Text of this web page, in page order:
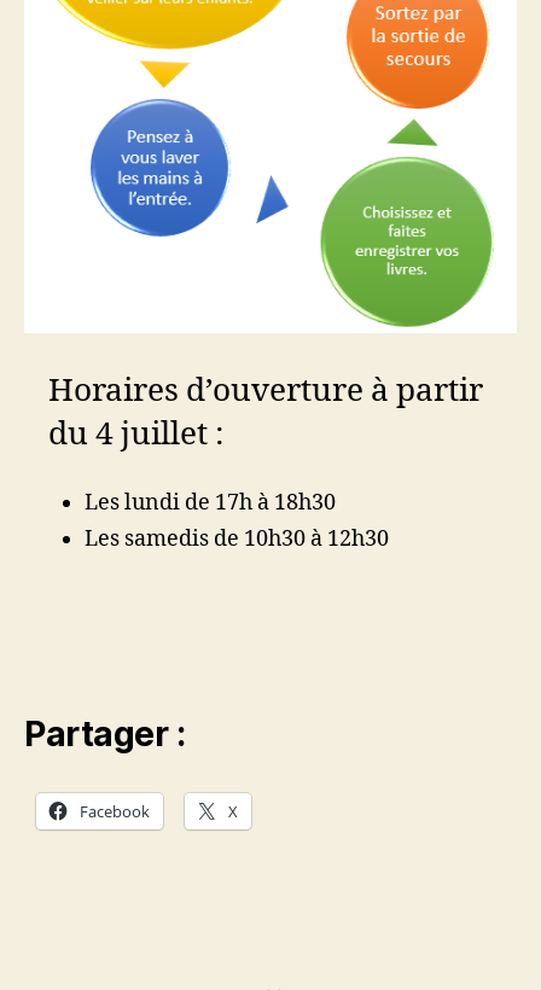
Horaires d’ouverture à partir
du 4 juillet :
Les lundi de 17h à 18h30
Les samedis de 10h30 à 12h30
Partager :
Facebook X